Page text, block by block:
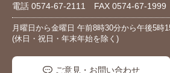
電話 0574-67-2111 FAX 0574-67-1999
月曜日から金曜日 午前8時30分から午後5時
(休日・祝日・年末年始を除く)
ご意見・お問い合わせ